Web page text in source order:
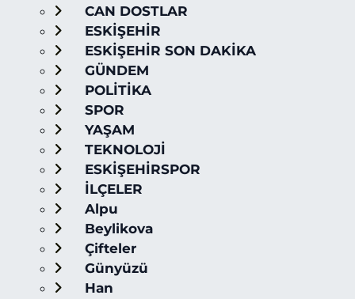
CAN DOSTLAR
ESKİŞEHİR
ESKİŞEHİR SON DAKİKA
GÜNDEM
POLİTİKA
SPOR
YAŞAM
TEKNOLOJİ
ESKİŞEHİRSPOR
İLÇELER
Alpu
Beylikova
Çifteler
Günyüzü
Han